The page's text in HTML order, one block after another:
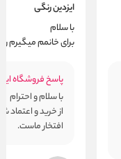
ایزدین رنگی
با سلام
برای خانمم میگیرم
پاسخ فروشگاه
با سلام و احترام
از خرید و
افتخار ماست.